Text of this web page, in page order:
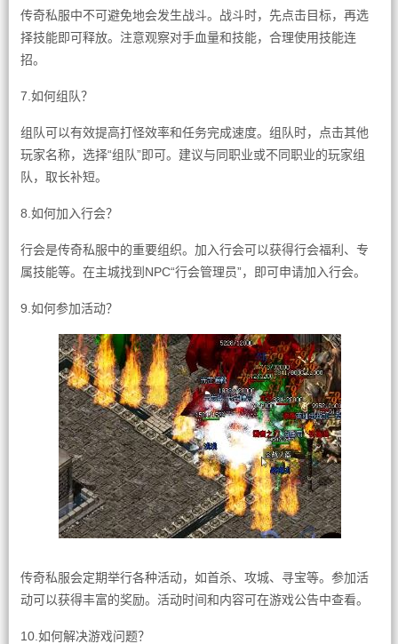
传奇私服中不可避免地会发生战斗。战斗时，先点击目标，再选
择技能即可释放。注意观察对手血量和技能，合理使用技能连
招。
7.如何组队？
组队可以有效提高打怪效率和任务完成速度。组队时，点击其他
玩家名称，选择“组队”即可。建议与同职业或不同职业的玩家组
队，取长补短。
8.如何加入行会？
行会是传奇私服中的重要组织。加入行会可以获得行会福利、专
属技能等。在主城找到NPC“行会管理员”，即可申请加入行会。
9.如何参加活动？
传奇私服会定期举行各种活动，如首杀、攻城、寻宝等。参加活
动可以获得丰富的奖励。活动时间和内容可在游戏公告中查看。
10.如何解决游戏问题？